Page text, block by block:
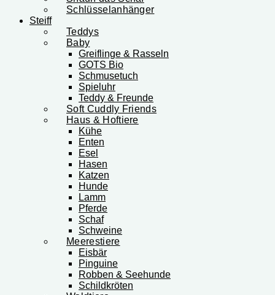
Schlüsselanhänger
Steiff
Teddys
Baby
Greiflinge & Rasseln
GOTS Bio
Schmusetuch
Spieluhr
Teddy & Freunde
Soft Cuddly Friends
Haus & Hoftiere
Kühe
Enten
Esel
Hasen
Katzen
Hunde
Lamm
Pferde
Schaf
Schweine
Meerestiere
Eisbär
Pinguine
Robben & Seehunde
Schildkröten